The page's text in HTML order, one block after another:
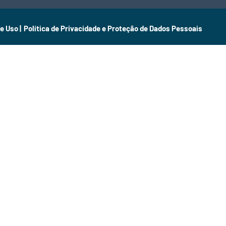
Uso | Política de Privacidade e Proteção de Dados Pessoais